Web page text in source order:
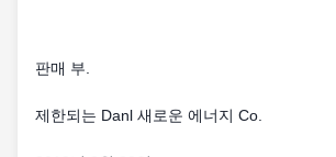
판매 부.
제한되는 Danl 새로운 에너지 Co.